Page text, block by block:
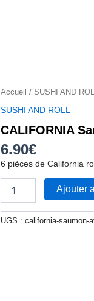
Accueil / SUSHI AND
SUSHI AND ROLL
CALIFORNIA
6.90€
6 pièces de California
quantité
CALIFORNIA
Saumon-
Ajouter
UGS : california-saumon-